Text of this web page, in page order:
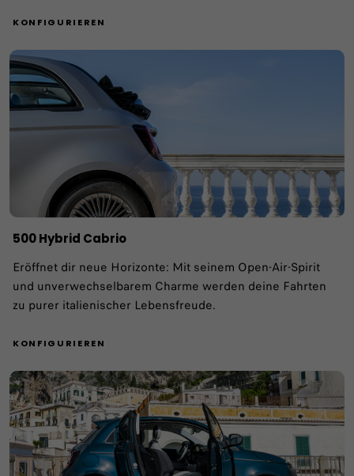
KONFIGURIEREN
​500 Hybrid Cabrio
Eröffnet dir neue Horizonte: Mit seinem Open-Air-Spirit
und unverwechselbarem Charme werden deine Fahrten
zu purer italienischer Lebensfreude.
KONFIGURIEREN